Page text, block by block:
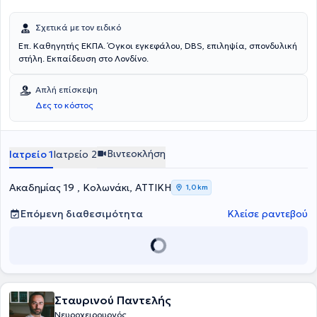
Σχετικά με τον ειδικό
Επ. Καθηγητής ΕΚΠΑ. Όγκοι εγκεφάλου, DBS, επιληψία, σπονδυλική
στήλη. Εκπαίδευση στο Λονδίνο.
Απλή επίσκεψη
Δες το κόστος
Ιατρείο 1Ιατρείο 2 Βιντεοκλήση
Ακαδημίας 19 , Κολωνάκι, ΑΤΤΙΚΗ 1,0 km
Επόμενη διαθεσιμότητα Κλείσε ραντεβού
Σταυρινού Παντελής
Νευροχειρουργός